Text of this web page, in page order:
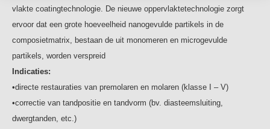
vlakte coatingtechnologie. De nieuwe oppervlaktetechnologie zorgt
ervoor dat een grote hoeveelheid nanogevulde partikels in de
composietmatrix, bestaan de uit monomeren en microgevulde
partikels, worden verspreid
Indicaties:
•directe restauraties van premolaren en molaren (klasse I – V)
•correctie van tandpositie en tandvorm (bv. diasteemsluiting,
dwergtanden, etc.)